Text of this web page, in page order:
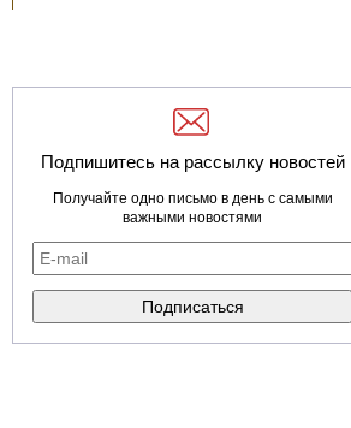
Подпишитесь на рассылку новостей
Получайте одно письмо в день с самыми
важными новостями